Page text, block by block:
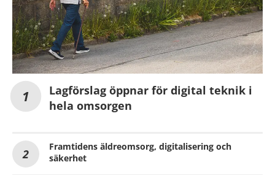
Lagförslag öppnar för digital teknik i
hela omsorgen
Framtidens äldreomsorg, digitalisering och
säkerhet